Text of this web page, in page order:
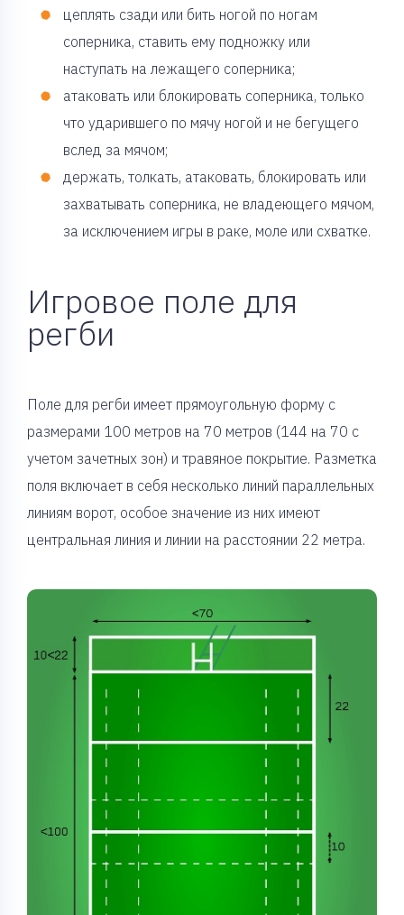
цеплять сзади или бить ногой по ногам
соперника, ставить ему подножку или
наступать на лежащего соперника;
атаковать или блокировать соперника, только
что ударившего по мячу ногой и не бегущего
вслед за мячом;
держать, толкать, атаковать, блокировать или
захватывать соперника, не владеющего мячом,
за исключением игры в раке, моле или схватке.
Игровое поле для
регби
Поле для регби имеет прямоугольную форму с
размерами 100 метров на 70 метров (144 на 70 с
учетом зачетных зон) и травяное покрытие. Разметка
поля включает в себя несколько линий параллельных
линиям ворот, особое значение из них имеют
центральная линия и линии на расстоянии 22 метра.